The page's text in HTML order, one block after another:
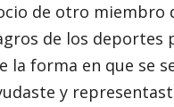
de otro miembro
de los
la forma en que se
y